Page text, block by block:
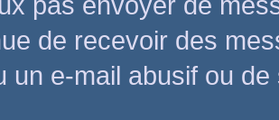
de recevoir des
e-mail abusif ou de